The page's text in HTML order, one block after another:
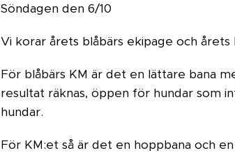
Söndagen den 6/10
Vi korar årets blåbärs ekipage och årets
För blåbärs KM är det en lättare bana
resultat räknas, öppen för hundar som
hundar.
För KM:et så är det en hoppbana och